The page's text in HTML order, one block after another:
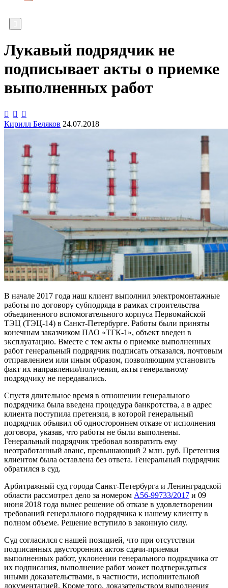
Лукавый подрядчик не
подписывает акты о приемке
выполненных работ
 

Кирилл Беляков 24.07.2018
В начале 2017 года наш клиент выполнил электромонтажные
работы по договору субподряда в рамках строительства
объединенного вспомогательного корпуса Первомайской
ТЭЦ (ТЭЦ-14) в Санкт-Петербурге. Работы были приняты
конечным заказчиком ПАО «ТГК-1», объект введен в
эксплуатацию. Вместе с тем акты о приемке выполненных
работ генеральный подрядчик подписать отказался, почтовым
отправлением или иным образом, позволяющим установить
факт их направления/получения, акты генеральному
подрядчику не передавались.
Спустя длительное время в отношении генерального
подрядчика была введена процедура банкротства, а в адрес
клиента поступила претензия, в которой генеральный
подрядчик объявил об одностороннем отказе от исполнения
договора, указав, что работы не были выполнены.
Генеральный подрядчик требовал возвратить ему
неотработанный аванс, превышающий 2 млн. руб. Претензия
клиентом была оставлена без ответа. Генеральный подрядчик
обратился в суд.
Арбитражный суд города Санкт-Петербурга и Ленинградской
области рассмотрел дело за номером А56-99733/2017 и 09
июня 2018 года вынес решение об отказе в удовлетворении
требований генерального подрядчика к нашему клиенту в
полном объеме. Решение вступило в законную силу.
Суд согласился с нашей позицией, что при отсутствии
подписанных двусторонних актов сдачи-приемки
выполненных работ, уклонении генерального подрядчика от
их подписания, выполнение работ может подтверждаться
иными доказательствами, в частности, исполнительной
документацией. Кроме того, доказательством выполнения